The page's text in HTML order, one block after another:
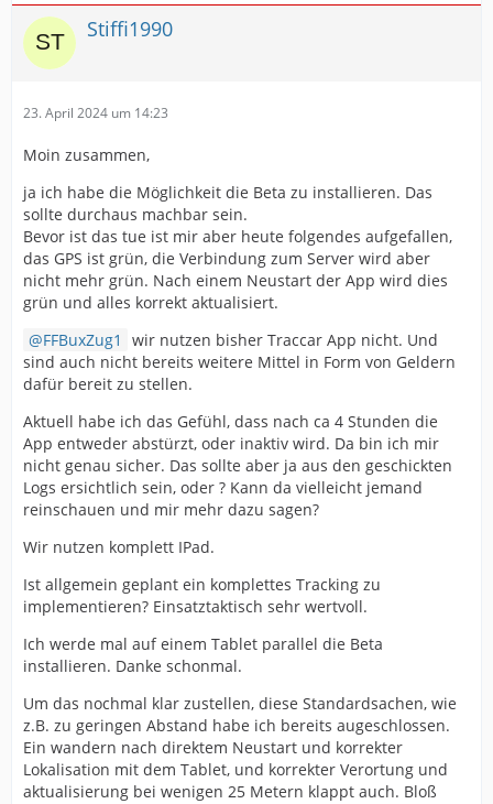
Stiffi1990
23. April 2024 um 14:23
Moin zusammen,
ja ich habe die Möglichkeit die Beta zu installieren. Das
sollte durchaus machbar sein.
Bevor ist das tue ist mir aber heute folgendes aufgefallen,
das GPS ist grün, die Verbindung zum Server wird aber
nicht mehr grün. Nach einem Neustart der App wird dies
grün und alles korrekt aktualisiert.
FFBuxZug1
wir nutzen bisher Traccar App nicht. Und
sind auch nicht bereits weitere Mittel in Form von Geldern
dafür bereit zu stellen.
Aktuell habe ich das Gefühl, dass nach ca 4 Stunden die
App entweder abstürzt, oder inaktiv wird. Da bin ich mir
nicht genau sicher. Das sollte aber ja aus den geschickten
Logs ersichtlich sein, oder ? Kann da vielleicht jemand
reinschauen und mir mehr dazu sagen?
Wir nutzen komplett IPad.
Ist allgemein geplant ein komplettes Tracking zu
implementieren? Einsatztaktisch sehr wertvoll.
Ich werde mal auf einem Tablet parallel die Beta
installieren. Danke schonmal.
Um das nochmal klar zustellen, diese Standardsachen, wie
z.B. zu geringen Abstand habe ich bereits augeschlossen.
Ein wandern nach direktem Neustart und korrekter
Lokalisation mit dem Tablet, und korrekter Verortung und
aktualisierung bei wenigen 25 Metern klappt auch. Bloß